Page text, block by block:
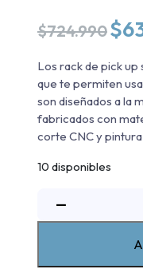
$724.990 El
precio
original
era:
$
Los rack de pick
que te permiten
son diseñados a la
fabricados con
corte CNC y
10 disponibles
−